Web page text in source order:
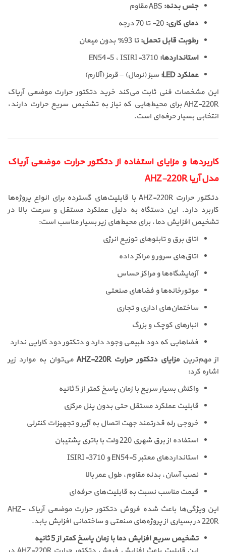
جنس بدنه:
دمای کاری:
رطوبت قابل تحمل:تا 93٪ بدون میعان
استانداردها:
عملکرد LED:
سبز (نرمال) – قرمز (آلارم)
این مشخصات فنی ثابت می‌کند خرید دتکتور حرارت موضعی آریاک
AHZ-220R برای محیط‌هایی که نیاز به تشخیص سریع حرارت دارند،
انتخابی بسیار حرفه‌ای است.
کاربردها و مزایای استفاده از دتکتور حرارت موضعی آریاک
مدل آریا AHZ-220R
دتکتور حرارت AHZ-220R با قابلیت‌های گسترده برای انواع پروژه‌ها
کاربرد دارد. این دستگاه به دلیل عملکرد مستقل و سرعت بالا در
تشخیص افزایش دما، برای محیط‌های زیر بسیار مناسب است:
اتاق برق و تابلوهای توزیع انرژی
اتاق‌های سرور و مراکز داده
آزمایشگاه‌ها و مراکز حساس
موتورخانه‌ها و فضاهای صنعتی
ساختمان‌های اداری و تجاری
انبارهای کوچک و بزرگ
فضاهایی که دود طبیعی وجود دارد و دتکتور دود کارایی ندارد
از مهم‌ترینمزایای دتکتور حرارت AHZ-220R
می‌توان به موارد زیر
اشاره کرد:
واکنش بسیار سریع با زمان پاسخ کمتر از 5 ثانیه
قابلیت عملکرد مستقل حتی بدون پنل مرکزی
خروجی رله قدرتمند جهت اتصال به آژیر و تجهیزات کنترلی
استفاده از برق شهری 220 ولت با باتری پشتیبان
استانداردهای معتبر EN54-5 و ISIRI-3710
نصب آسان، بدنه مقاوم، طول عمر بالا
قیمت مناسب نسبت به قابلیت‌های حرفه‌ای
این ویژگی‌ها باعث شده فروش دتکتور حرارت موضعی آریاک AHZ-
220R در بسیاری از پروژه‌های صنعتی و ساختمانی افزایش یابد.
تشخیص سریع افزایش دما با زمان پاسخ کمتر از 5 ثانیه